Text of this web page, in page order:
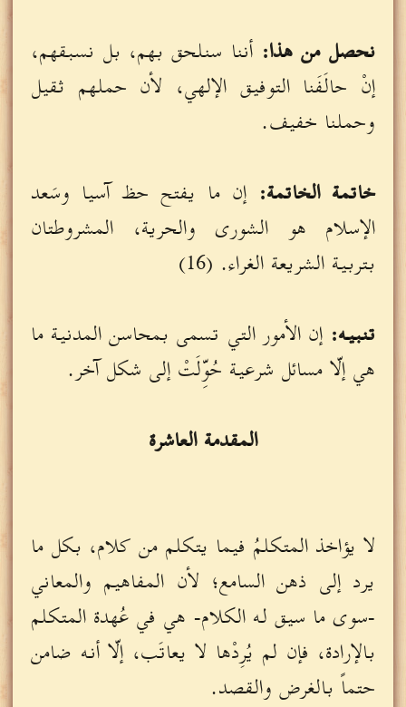
نحصل من هذا: أننا سنلحق بهم، بل نسبقهم،
إنْ حالَفَنا التوفيق الإلهي، لأن حملهم ثقيل
وحملنا خفيف.
خاتمة الخاتمة: إن ما يفتح حظ آسيا وسَعد
الإسلام هو الشورى والحرية، المشروطتان
بتربية الشريعة الغراء. (16)
تنبيه: إن الأمور التي تسمى بمحاسن المدنية ما
هي إلّا مسائل شرعية حُوِّلَتْ إلى شكل آخر.
المقدمة العاشرة
لا يؤاخذ المتكلمُ فيما يتكلم من كلام، بكل ما
يرد إلى ذهن السامع؛ لأن المفاهيم والمعاني
-سوى ما سيق له الكلام- هي في عُهدة المتكلم
بالإرادة، فإن لم يُرِدْها لا يعاتَب، إلّا أنه ضامن
حتماً بالغرض والقصد.